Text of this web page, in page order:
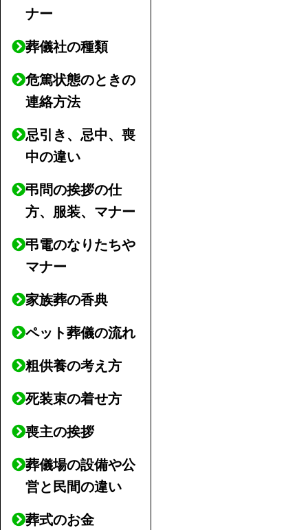
ナー
葬儀社の種類
危篤状態のときの
連絡方法
忌引き、忌中、喪
中の違い
弔問の挨拶の仕
方、服装、マナー
弔電のなりたちや
マナー
家族葬の香典
ペット葬儀の流れ
粗供養の考え方
死装束の着せ方
喪主の挨拶
葬儀場の設備や公
営と民間の違い
葬式のお金